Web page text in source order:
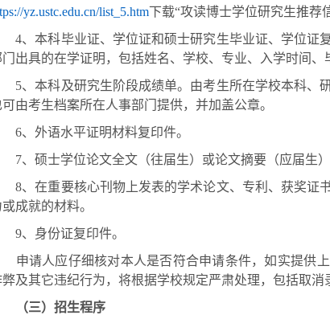
yz.ustc.edu.cn/list_5.htm下载“攻读博士学位研究生推荐信
4、本科毕业证、学位证和硕士研究生毕业证、学位证
出具的在学证明，包括姓名、学校、专业、入学时间、
5、本科及研究生阶段成绩单。由考生所在学校本科、
由考生档案所在人事部门提供，并加盖公章。
6、外语水平证明材料复印件。
7、硕士学位论文全文（往届生）或论文摘要（应届生）
8、在重要核心刊物上发表的学术论文、专利、获奖证
成就的材料。
9、身份证复印件。
申请人应仔细核对本人是否符合申请条件，如实提供
弊及其它违纪行为，将根据学校规定严肃处理，包括取消
（三）招生程序